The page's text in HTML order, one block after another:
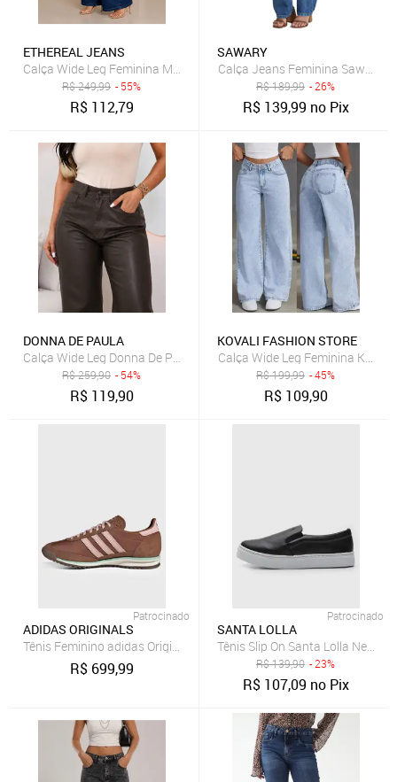
ETHEREAL JEANS
Calça Wide Leg Feminina Mys Jeans Escura Casual Elegante
R$249,99 - 55%
R$ 112,79
SAWARY
Calça Jeans Feminina Sawary
R$189,99 - 26%
R$ 139,99 no Pix
DONNA DE PAULA
Calça Wide Leg Donna De Paula Marrom De Bengaline Resinada
R$259,90 - 54%
R$ 119,90
KOVALI FASHION STORE
Calça Wide Leg Feminina
R$199,99 - 45%
R$ 109,90
Patrocinado
ADIDAS ORIGINALS
Tênis Feminino adidas Originals Sl 72 OG Marrom
R$ 699,99
Patrocinado
SANTA LOLLA
Tênis Slip On Santa Lolla New
R$139,90 - 23%
R$ 107,09 no Pix